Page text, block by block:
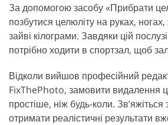
За допомогою засобу «Прибрати
позбутися целюліту на руках, ногах,
зайві кілограми. Завдяки цій
потрібно ходити в спортзал, щоб
Відколи вийшов професійний
FixThePhoto, замовити видалення
простіше, ніж будь-коли.
отримати реалістичні результати